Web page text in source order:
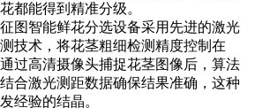
都能得到精准分级。
图智能鲜花分选设备采用先进的激光
技术，将花茎粗细检测精度控制在
过高清摄像头捕捉花茎图像后，算法
合激光测距数据确保结果准确，这种
经验的结晶。